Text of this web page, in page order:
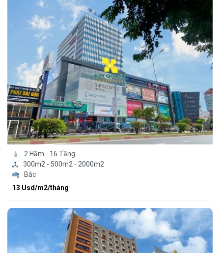
2 Hầm - 16 Tầng
300m2 - 500m2 - 2000m2
Bắc
13 Usd/m2/tháng